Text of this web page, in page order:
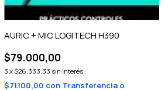
AURIC + MIC LOGITECH H390
$79.000,00
3 x $26.333,33 sin interés
$71.100,00 con Transferencia o